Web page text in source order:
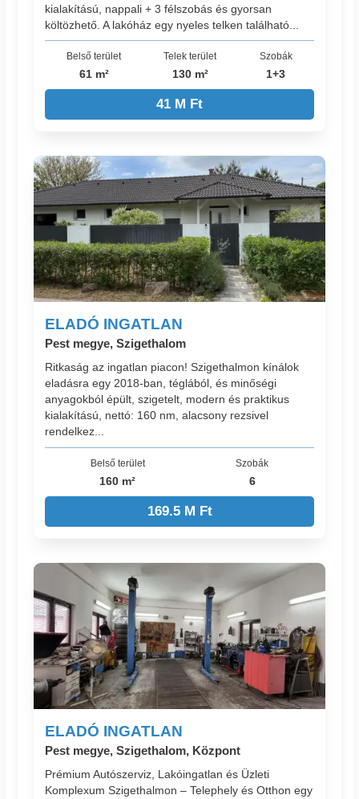
kialakítású, nappali + 3 félszobás és gyorsan
költözhető. A lakóház egy nyeles telken található...
Belső terület
61 m²
Telek terület
130 m²
Szobák
1+3
41 M Ft
ELADÓ INGATLAN
Pest megye, Szigethalom
Ritkaság az ingatlan piacon! Szigethalmon kínálok
eladásra egy 2018-ban, téglából, és minőségi
anyagokból épült, szigetelt, modern és praktikus
kialakítású, nettó: 160 nm, alacsony rezsivel
rendelkez...
Belső terület
160 m²
Szobák
6
169.5 M Ft
ELADÓ INGATLAN
Pest megye, Szigethalom, Központ
Prémium Autószerviz, Lakóingatlan és Üzleti
Komplexum Szigethalmon – Telephely és Otthon egy